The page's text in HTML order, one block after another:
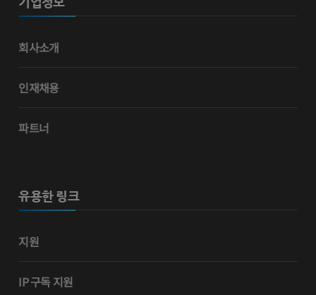
회사소개
인재채용
파트너
유용한 링크
지원
IP 구독 지원